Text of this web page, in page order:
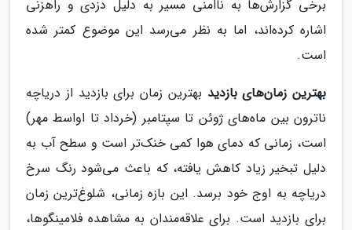
برخی گزارش‌ها به ناامنی مسیر به دلیل دزدی و راهزنی
اشاره کرده‌اند، اما به نظر می‌رسد این موضوع کمتر شده
است.
بهترین زمان‌های بازدید بهترین زمان برای بازدید از دریاچه
ناترون بین ماه‌های ژوئن تا سپتامبر (خرداد تا اواسط مهر)
است، زمانی که دمای هوا کمی خنک‌تر است و سطح آب به
دلیل تبخیر زیاد کاهش یافته، که باعث می‌شود رنگ سرخ
دریاچه به اوج خود برسد. این بازه زمانی، شلوغ‌ترین زمان
برای بازدید است. برای علاقه‌مندان به مشاهده فلامینگوها،